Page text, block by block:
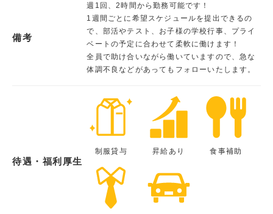
備考
週1回、2時間から勤務可能です！
1週間ごとに希望スケジュールを提出できるの
で、部活やテスト、お子様の学校行事、プライ
ベートの予定に合わせて柔軟に働けます！
全員で助け合いながら働いていますので、急な
体調不良などがあってもフォローいたします。
待遇・福利厚生
制服貸与 昇給あり 食事補助